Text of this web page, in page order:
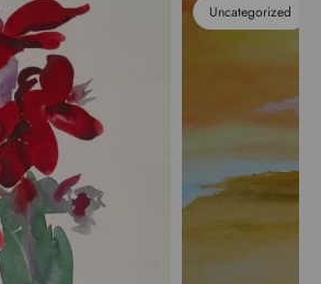
Uncategorized